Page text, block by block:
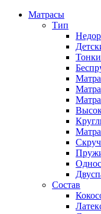
Матрасы
Тип
Состав